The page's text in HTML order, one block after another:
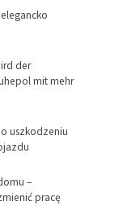
der
mit mehr
uszkodzeniu
–
pracę